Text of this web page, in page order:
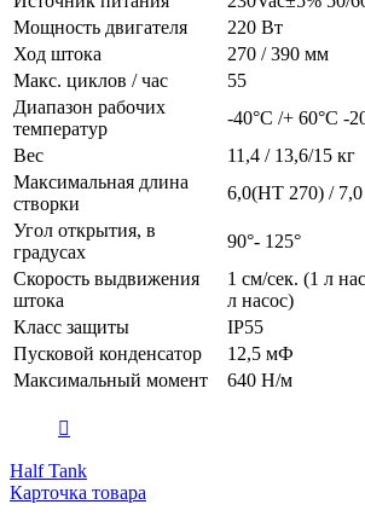
Мощность двигателя
220 Вт
Ход штока
270 / 390 мм
Макс. циклов / час
55
Диапазон рабочих
температур
-40°C /+ 60°C -
Вес
11,4 / 13,6/15 кг
Максимальная длина
створки
6,0(HT 270) /
Угол открытия, в
градусах
90°- 125°
Скорость выдвижения
штока
1 см/сек. (1 л
л насос)
Класс защиты
IP55
Пусковой конденсатор
12,5 мФ
Максимальный момент
640 Н/м
Half Tank
Карточка товара